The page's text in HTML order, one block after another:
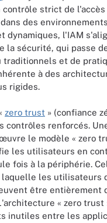
contrôle strict de l'accès
des
dynamiques, l'IAM
la sécurité, qui passe
traditionnels et de
à des
rigides.
zero trust » (confiance
contrôles renforcés.
le modèle « zero
les utilisateurs en
fois à la périphérie.
laquelle les utilisateurs
être entièrement
« zero trust
inutiles entre les